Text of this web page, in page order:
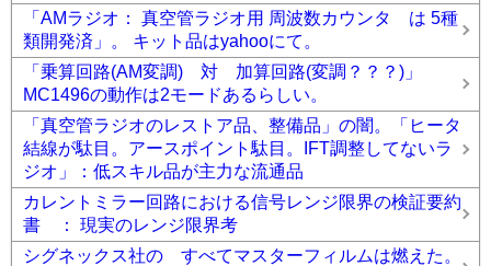
「AMラジオ： 真空管ラジオ用 周波数カウンタ は 5種
類開発済」。 キット品はyahooにて。
「乗算回路(AM変調) 対 加算回路(変調？？？)」
MC1496の動作は2モードあるらしい。
「真空管ラジオのレストア品、整備品」の闇。「ヒータ
結線が駄目。アースポイント駄目。IFT調整してないラ
ジオ」：低スキル品が主力な流通品
カレントミラー回路における信号レンジ限界の検証要約
書 ： 現実のレンジ限界考
シグネックス社の すべてマスターフィルムは燃えた。